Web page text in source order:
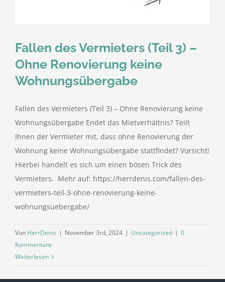
Fallen des Vermieters (Teil 3) –
Ohne Renovierung keine
Wohnungsübergabe
Fallen des Vermieters (Teil 3) – Ohne Renovierung keine
Wohnungsübergabe Endet das Mietverhältnis? Teilt
Ihnen der Vermieter mit, dass ohne Renovierung der
Wohnung keine Wohnungsübergabe stattfindet? Vorsicht!
Hierbei handelt es sich um einen bösen Trick des
Vermieters. Mehr auf: https://herrdenis.com/fallen-des-
vermieters-teil-3-ohne-renovierung-keine-
wohnungsuebergabe/
Von HerrDenis | November 3rd, 2024 | Uncategorized | 0
Kommentare
Weiterlesen